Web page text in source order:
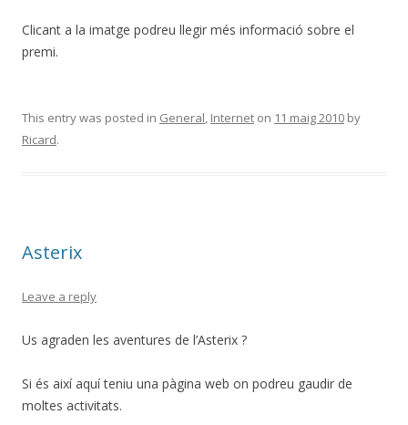
Clicant a la imatge podreu llegir més informació sobre el
premi.
This entry was posted in General, Internet on 11 maig 2010 by
Ricard.
Asterix
Leave a reply
Us agraden les aventures de l’Asterix ?
Si és així aquí teniu una pàgina web on podreu gaudir de
moltes activitats.